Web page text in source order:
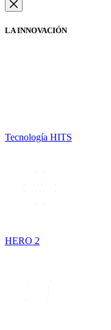
LA INNOVACIÓN
Tecnología HITS
HERO 2